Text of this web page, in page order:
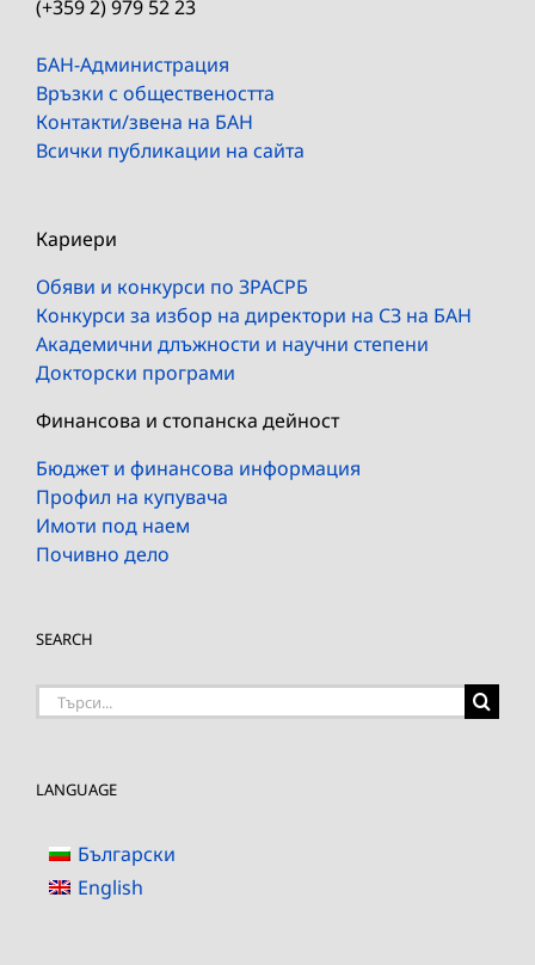
(+359 2) 979 52 23
БАН-Администрация
Връзки с обществеността
Контакти/звена на БАН
Всички публикации на сайта
Кариери
Обяви и конкурси по ЗРАСРБ
Конкурси за избор на директори на СЗ на БАН
Академични длъжности и научни степени
Докторски програми
Финансова и стопанска дейност
Бюджет и финансова информация
Профил на купувача
Имоти под наем
Почивно дело
SEARCH
Търсене
LANGUAGE
Български
English